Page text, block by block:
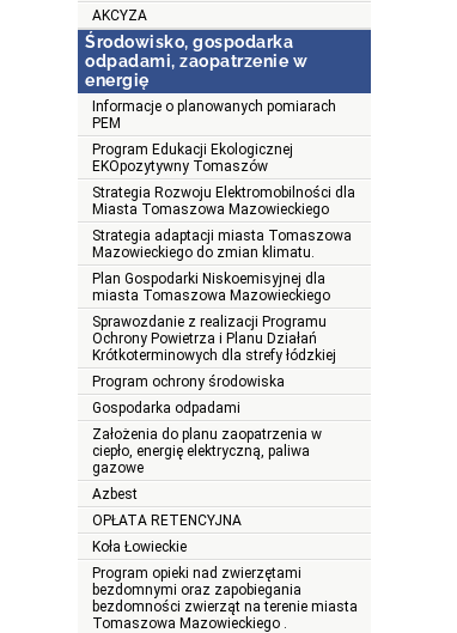
AKCYZA
Środowisko, gospodarka
odpadami, zaopatrzenie w
energię
Informacje o planowanych pomiarach
PEM
Program Edukacji Ekologicznej
EKOpozytywny Tomaszów
Strategia Rozwoju Elektromobilności dla
Miasta Tomaszowa Mazowieckiego
Strategia adaptacji miasta Tomaszowa
Mazowieckiego do zmian klimatu.
Plan Gospodarki Niskoemisyjnej dla
miasta Tomaszowa Mazowieckiego
Sprawozdanie z realizacji Programu
Ochrony Powietrza i Planu Działań
Krótkoterminowych dla strefy łódzkiej
Program ochrony środowiska
Gospodarka odpadami
Założenia do planu zaopatrzenia w
ciepło, energię elektryczną, paliwa
gazowe
Azbest
OPŁATA RETENCYJNA
Koła Łowieckie
Program opieki nad zwierzętami
bezdomnymi oraz zapobiegania
bezdomności zwierząt na terenie miasta
Tomaszowa Mazowieckiego .